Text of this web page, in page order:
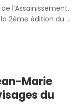
l’Assainissement,
2éme édition du ...
Marie
du